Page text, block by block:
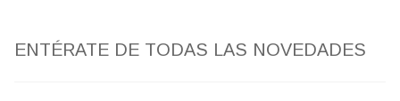
ENTÉRATE DE TODAS LAS NOVEDADES